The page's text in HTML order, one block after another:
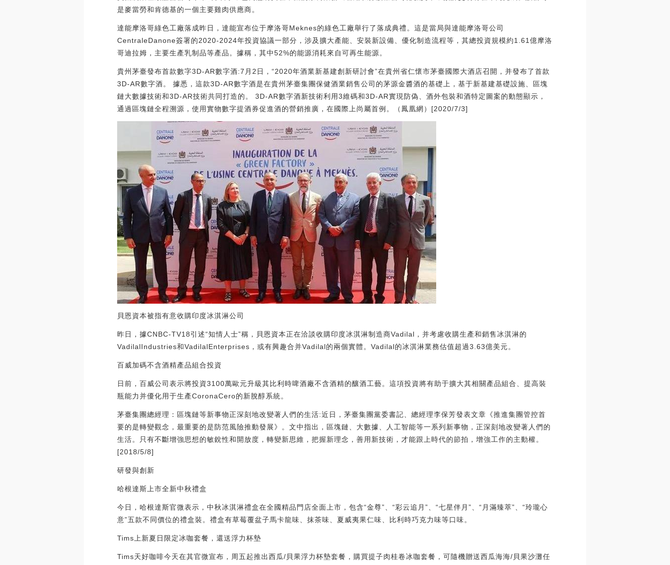
是麥當勞和肯德基的一個主要雞肉供應商。
達能摩洛哥綠色工廠落成昨日，達能宣布位于摩洛哥Meknes的綠色工廠舉行了落成典禮。這是當局與達能摩洛哥公司
CentraleDanone簽署的2020-2024年投資協議一部分，涉及擴大產能、安裝新設備、優化制造流程等，其總投資規模約1.61億摩洛
哥迪拉姆，主要生產乳制品等產品。據稱，其中52%的能源消耗來自可再生能源。
貴州茅臺發布首款數字3D-AR數字酒:7月2日，“2020年酒業新基建創新研討會”在貴州省仁懷市茅臺國際大酒店召開，并發布了首款
3D-AR數字酒。 據悉，這款3D-AR數字酒是在貴州茅臺集團保健酒業銷售公司的茅源金醬酒的基礎上，基于新基建基礎設施、區塊
鏈大數據技術和3D-AR技術共同打造的。 3D-AR數字酒新技術利用3維碼和3D-AR實現防偽、酒外包裝和酒特定圖案的動態顯示，
通過區塊鏈全程溯源，使用實物數字提酒券促進酒的營銷推廣，在國際上尚屬首例。（鳳凰網）[2020/7/3]
貝恩資本被指有意收購印度冰淇淋公司
昨日，據CNBC-TV18引述“知情人士”稱，貝恩資本正在洽談收購印度冰淇淋制造商Vadilal，并考慮收購生產和銷售冰淇淋的
VadilalIndustries和VadilalEnterprises，或有興趣合并Vadilal的兩個實體。Vadilal的冰淇淋業務估值超過3.63億美元。
百威加碼不含酒精產品組合投資
日前，百威公司表示將投資3100萬歐元升級其比利時啤酒廠不含酒精的釀酒工藝。這項投資將有助于擴大其相關產品組合、提高裝
瓶能力并優化用于生產CoronaCero的新脫醇系統。
茅臺集團總經理：區塊鏈等新事物正深刻地改變著人們的生活:近日，茅臺集團黨委書記、總經理李保芳發表文章《推進集團管控首
要的是轉變觀念，最重要的是防范風險推動發展》。文中指出，區塊鏈、大數據、人工智能等一系列新事物，正深刻地改變著人們的
生活。只有不斷增強思想的敏銳性和開放度，轉變新思維，把握新理念，善用新技術，才能跟上時代的節拍，增強工作的主動權。
[2018/5/8]
研發與創新
哈根達斯上市全新中秋禮盒
今日，哈根達斯官微表示，中秋冰淇淋禮盒在全國精品門店全面上市，包含“金尊”、“彩云追月”、“七星伴月”、“月滿臻萃”、“玲瓏心
意”五款不同價位的禮盒裝。禮盒有草莓覆盆子馬卡龍味、抹茶味、夏威夷果仁味、比利時巧克力味等口味。
Tims上新夏日限定冰咖套餐，還送浮力杯墊
Tims天好咖啡今天在其官微宣布，周五起推出西瓜/貝果浮力杯墊套餐，購買提子肉桂卷冰咖套餐，可隨機贈送西瓜海海/貝果沙灘任